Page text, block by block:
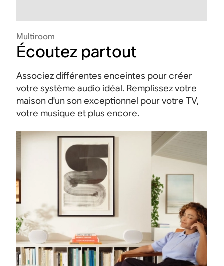
Multiroom
Écoutez partout
Associez différentes enceintes pour créer
votre système audio idéal. Remplissez votre
maison d'un son exceptionnel pour votre TV,
votre musique et plus encore.